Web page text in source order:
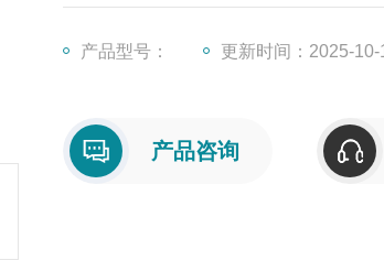
产品型号： 更新时间：2025-10-
产品咨询